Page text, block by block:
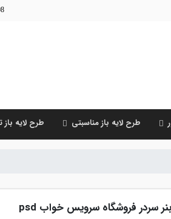
طرح لایه باز مناسبتی طرح لایه باز
بنر سردر فروشگاه سرویس خواب psd